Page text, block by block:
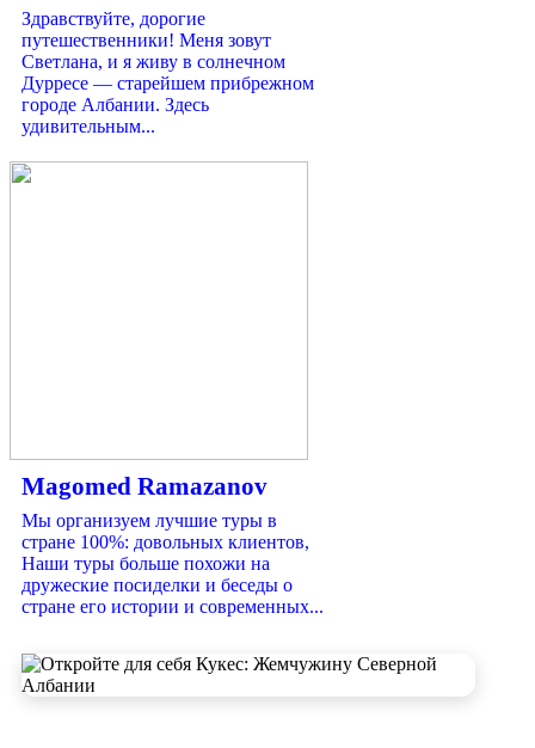
Здравствуйте, дорогие
путешественники! Меня зовут
Светлана, и я живу в солнечном
Дурресе — старейшем прибрежном
городе Албании. Здесь
удивительным...
Magomed Ramazanov
Мы организуем лучшие туры в
стране 100%: довольных клиентов,
Наши туры больше похожи на
дружеские посиделки и беседы о
стране его истории и современных...